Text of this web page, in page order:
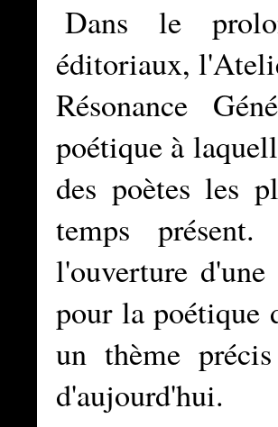
Dans le
éditoriaux,
Résonance
poétique à
des poètes les
temps
l'ouverture
pour la poétique
un thème
d'aujourd'hui.